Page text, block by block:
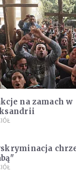
na zamach w